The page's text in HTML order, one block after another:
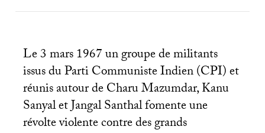
Le 3 mars 1967 un groupe de militants
issus du Parti Communiste Indien (CPI) et
réunis autour de Charu Mazumdar, Kanu
Sanyal et Jangal Santhal fomente une
révolte violente contre des grands